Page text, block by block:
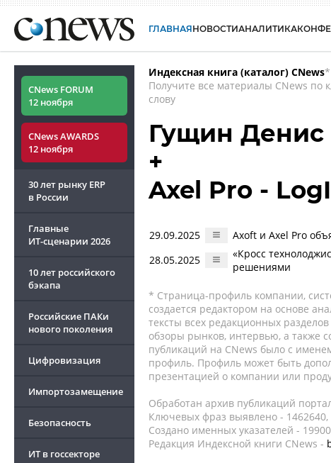
ГЛАВНАЯНОВОСТИАНАЛИТИКА
CNews FORUM
12 ноября
CNews AWARDS
12 ноября
30 лет рынку ERP
в России
Главные
ИТ-сценарии 2026
10 лет российского
бэкапа
Российские ПАКи
нового поколения
Цифровизация
Импортозамещение
Безопасность
ИТ в госсекторе
Индексная книга (каталог) CNews*
Получите все материалы CNews по
слову
Гущин Денис
+
Axel Pro -
29.09.2025
Axoft и Axel Pro
28.05.2025
«Кросс
решениями
* Страница-профиль компании,
создается редактором на основе
тексты всех редакционных разделов
обзоры рынков, интервью, а также
публикаций на CNews было с
профиль. Профиль может быть
презентацией о компании или
Обработан архив публикаций
Ключевых фраз выявлено -
Создано именных указателей -
Редакция Индексной книги CNews -